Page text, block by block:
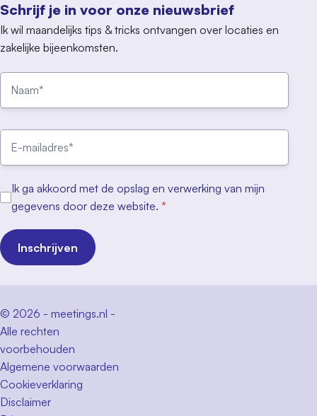
Schrijf je in voor onze nieuwsbrief
Ik wil maandelijks tips & tricks ontvangen over locaties en
zakelijke bijeenkomsten.
Ik ga akkoord met de opslag en verwerking van mijn
gegevens door deze website. *
Inschrijven
© 2026 - meetings.nl -
Alle rechten
voorbehouden
Algemene voorwaarden
Cookieverklaring
Disclaimer